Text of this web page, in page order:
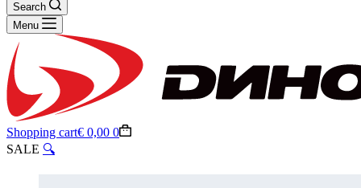
Search
Menu
Shopping cart€ 0,00 0
SALE 🔍